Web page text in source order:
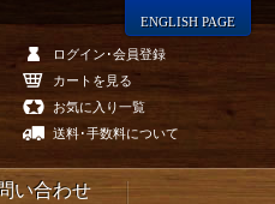
ログイン･会員登録
カートを見る
お気に入り一覧
送料･手数料について
ENGLISH PAGE
い合わせ